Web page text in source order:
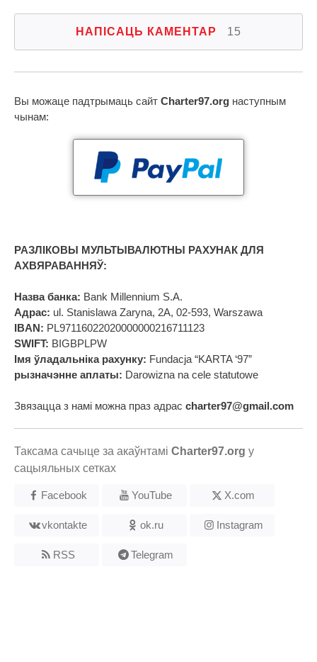
НАПІСАЦЬ КАМЕНТАР 15
Вы можаце падтрымаць сайт Charter97.org наступным
чынам:
РАЗЛІКОВЫ МУЛЬТЫВАЛЮТНЫ РАХУНАК ДЛЯ
АХВЯРАВАННЯЎ:
Назва банка: Bank Millennium S.A.
Адрас: ul. Stanislawa Zaryna, 2A, 02-593, Warszawa
IBAN: PL97116022020000000216711123
SWIFT: BIGBPLPW
Імя ўладальніка рахунку: Fundacja “KARTA ‘97”
рызначэнне аплаты: Darowizna na cele statutowe
Звязацца з намі можна праз адрас charter97@gmail.com
Таксама сачыце за акаўнтамі Charter97.org у
сацыяльных сетках
Facebook YouTube X.com
vkontakte ok.ru Instagram
RSS Telegram